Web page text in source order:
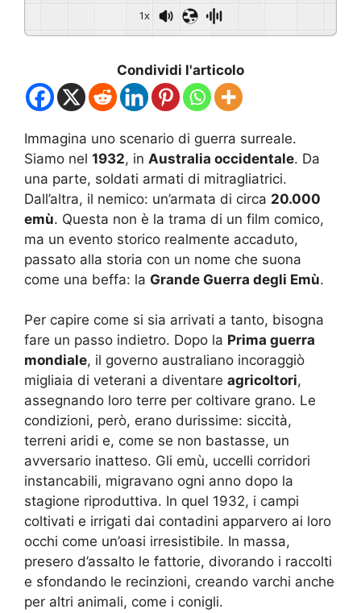
1x
Condividi l'articolo
Immagina uno scenario di guerra surreale.
Siamo nel 1932, in Australia occidentale. Da
una parte, soldati armati di mitragliatrici.
Dall’altra, il nemico: un’armata di circa 20.000
emù. Questa non è la trama di un film comico,
ma un evento storico realmente accaduto,
passato alla storia con un nome che suona
come una beffa: la Grande Guerra degli Emù.
Per capire come si sia arrivati a tanto, bisogna
fare un passo indietro. Dopo la Prima guerra
mondiale, il governo australiano incoraggiò
migliaia di veterani a diventare agricoltori,
assegnando loro terre per coltivare grano. Le
condizioni, però, erano durissime: siccità,
terreni aridi e, come se non bastasse, un
avversario inatteso. Gli emù, uccelli corridori
instancabili, migravano ogni anno dopo la
stagione riproduttiva. In quel 1932, i campi
coltivati e irrigati dai contadini apparvero ai loro
occhi come un’oasi irresistibile. In massa,
presero d’assalto le fattorie, divorando i raccolti
e sfondando le recinzioni, creando varchi anche
per altri animali, come i conigli.